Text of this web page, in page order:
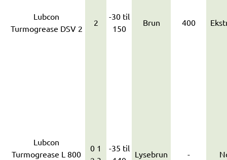
Lubcon
Turmogrease DSV 2
2
-30 til
150
Brun 400
Lubcon
Turmogrease L 800
0 1
-35 til
Lysebrun -